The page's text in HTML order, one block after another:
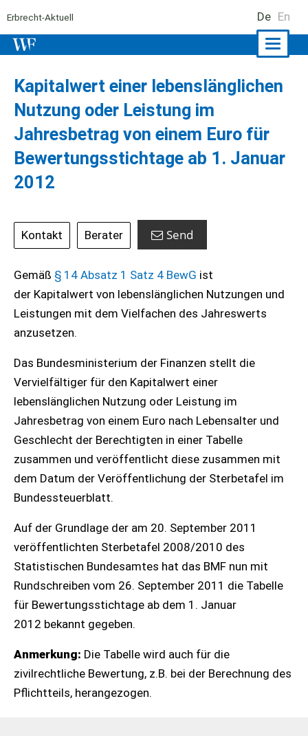
Erbrecht-Aktuell De En
Kapitalwert einer lebenslänglichen
Nutzung oder Leistung im
Jahresbetrag von einem Euro für
Bewertungsstichtage ab 1. Januar
2012
Kontakt Berater Send
Gemäß § 14 Absatz 1 Satz 4 BewG ist
der Kapitalwert von lebenslänglichen Nutzungen und
Leistungen mit dem Vielfachen des Jahreswerts
anzusetzen.
Das Bundesministerium der Finanzen stellt die
Vervielfältiger für den Kapitalwert einer
lebenslänglichen Nutzung oder Leistung im
Jahresbetrag von einem Euro nach Lebensalter und
Geschlecht der Berechtigten in einer Tabelle
zusammen und veröffentlicht diese zusammen mit
dem Datum der Veröffentlichung der Sterbetafel im
Bundessteuerblatt.
Auf der Grundlage der am 20. September 2011
veröffentlichten Sterbetafel 2008/2010 des
Statistischen Bundesamtes hat das BMF nun mit
Rundschreiben vom 26. September 2011 die Tabelle
für Bewertungsstichtage ab dem 1. Januar
2012 bekannt gegeben.
Anmerkung: Die Tabelle wird auch für die
zivilrechtliche Bewertung, z.B. bei der Berechnung des
Pflichtteils, herangezogen.